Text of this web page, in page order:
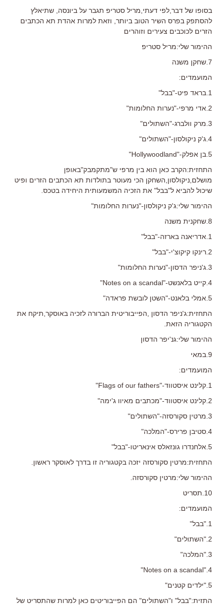
בסופו של דבר,לפי דעתי,מריל סטריפ תגבר על ביונסה, שתיאלץ
להסתפק בפרס השיר הטוב ביותר, וזאת למרות אהדת תא הכתבים
הזרים לכוכבים צעירים וזוהרים
ההימור שלי:מריל סטריפ
7.שחקן משנה
המועמדים:
1.בראד פיט-"בבל"
2.אדי מרפי-"נערות החלומות"
3.מרק וולברג-"השתולים"
4.ג'ק ניקולסון-"השתולים"
5.בן אפלק-"Hollywoodland"
התחזית:הקרב כאן הוא בין מרפי ש"מתקמבק"באופן
מושלם,ניקולסון,השחקן הכי מעוטר בתולדות תא הכתבים הזרים ופיט
שיכול להביא ל"בבל" את הזכיה המשמעותית היחידה בטכס.
ההימור שלי:ג'ק ניקולסון-"נערות החלומות"
8.שחקנית משנה
1.אדריאנה בארזה-"בבל"
2.רינקו קיקוצ'י-"בבל"
3.ג'ניפר הדסון-"נערות החלומות"
4.קייט בלאנשט-"Notes on a scandal"
5.אמלי בלאנט-"השטן לובשת פראדה"
התחזית:ג'ניפר הדסון ,הפייבוריטית הברורה לזכיה באוסקר,תיקח את
הקטגוריה הזאת.
ההימור שלי:גנ'יפר הדסון
9.במאי
המועמדים:
1.קלינט איסטווד-"Flags of our fathers"
2.קלינט איסטווד-"מכתבים מאיוו ג'ימה"
3.מרטין סקורסזה-"השתולים"
4.סטיבן פרירס-"המלכה"
5.אלחנדרו גונזאלס אינאריטו-"בבל"
התחזית:מרטין סקורסזה יזכה בקטגוריה זו בדרך לאוסקר ראשון.
ההימור שלי:מרטין סקורסזה.
10.תסריט
המועמדים:
1."בבל"
2."השתולים"
3."המלכה"
4."Notes on a scandal"
5."ילדים קטנים"
התזית:"בבל" ו"השתולים" הם הפייבוריטים כאן למרות שהתסריט של